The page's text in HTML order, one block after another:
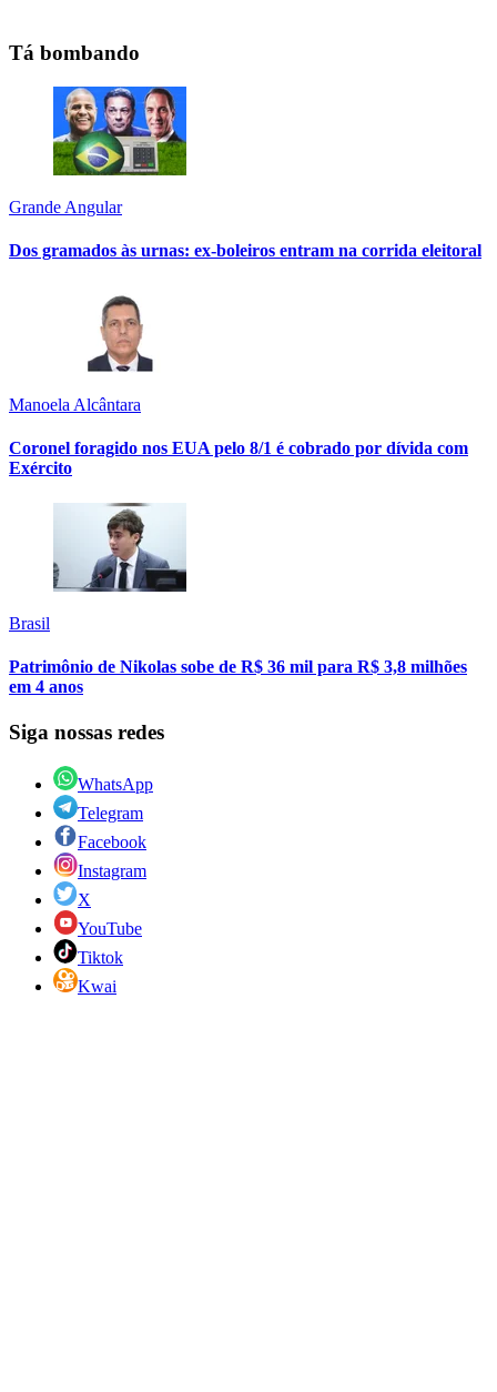
Tá bombando
Grande Angular
Dos gramados às urnas: ex-boleiros entram na corrida eleitoral
Manoela Alcântara
Coronel foragido nos EUA pelo 8/1 é cobrado por dívida com
Exército
Brasil
Patrimônio de Nikolas sobe de R$ 36 mil para R$ 3,8 milhões
em 4 anos
Siga nossas redes
WhatsApp
Telegram
Facebook
Instagram
X
YouTube
Tiktok
Kwai